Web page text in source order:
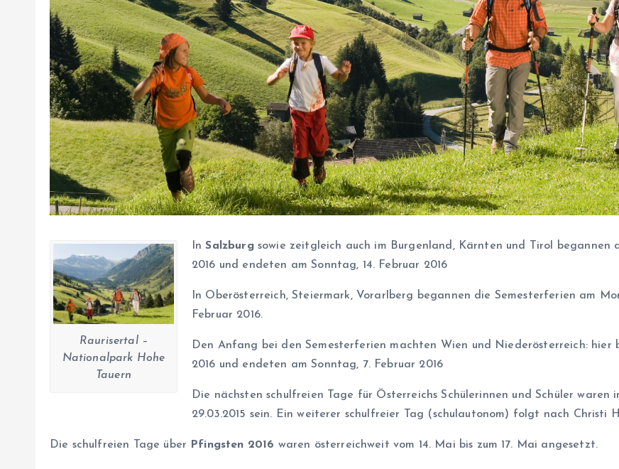
Raurisertal –
Nationalpark Hohe
Tauern
InSalzburgsowie zeitgleich auch im Burgenland, Kärnten und Tirol begannen
2016 und endeten am Sonntag, 14. Februar 2016
In Oberösterreich, Steiermark, Vorarlberg begannen die Semesterferien am
Februar 2016.
Den Anfang bei den Semesterferien machten Wien und Niederösterreich: hier
2016 und endeten am Sonntag, 7. Februar 2016
Die nächsten schulfreien Tage für Österreichs Schülerinnen und Schüler waren
29.03.2015 sein. Ein weiterer schulfreier Tag (schulautonom) folgt nach Christi
Die schulfreien Tage über Pfingsten 2016 waren österreichweit vom 14. Mai bis zum 17. Mai angesetzt.